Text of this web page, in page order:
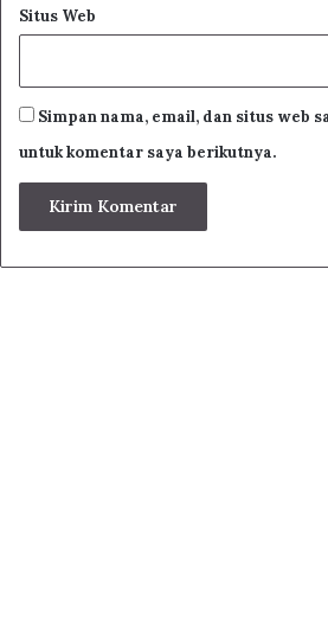
Situs Web
Simpan nama, email, dan situs web
untuk komentar saya berikutnya.